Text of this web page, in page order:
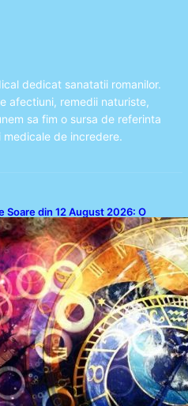
dedicat sanatatii romanilor.
afectiuni, remedii naturiste,
sa fim o sursa de referinta
de incredere.
Soare din 12 August 2026: O
asupra Trei Zodii și a Ciclului de